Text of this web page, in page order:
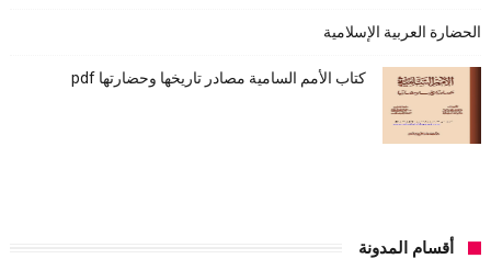
الحضارة العربية الإسلامية
كتاب الأمم السامية مصادر تاريخها وحضارتها pdf
أقسام المدونة